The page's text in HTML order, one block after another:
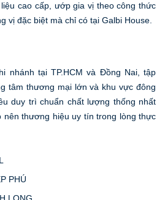
cao cấp, ướp gia vị theo công thức
vị đặc biệt mà chỉ có tại Galbi House.
nhánh tại TP.HCM và Đồng Nai, tập
tâm thương mại lớn và khu vực đông
duy trì chuẩn chất lượng thống nhất
nên thương hiệu uy tín trong lòng thực
PHÚ
LONG